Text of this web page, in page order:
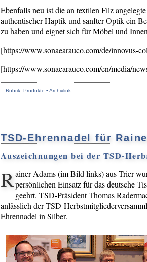
Ebenfalls neu ist die an textilen Filz
authentischer Haptik und sanfter Optik ein
zu haben und eignet sich für Möbel und
[https://www.sonaearauco.com/de/innovus-
[https://www.sonaearauco.com/en/media/
Rubrik: Produkte • Archivlink
TSD-Ehrennadel für
Auszeichnungen bei der TSD-
Rainer Adams (im Bild links) aus Trier
persönlichen Einsatz für das deutsche
geehrt. TSD-Präsident Thomas
anlässlich der TSD-
Ehrennadel in Silber.